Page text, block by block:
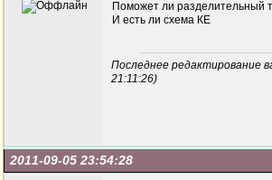
Поможет ли разделительный
И есть ли схема КЕ
Последнее редактирование
21:11:26)
2011-09-05 23:54:28